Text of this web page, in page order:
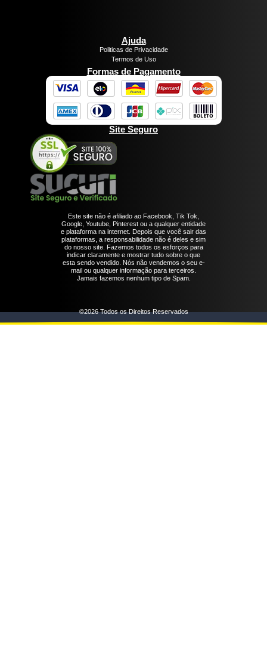
Ajuda
Politicas de Privacidade
Termos de Uso
Formas de Pagamento
Site Seguro
Este site não é afiliado ao Facebook, Tik Tok,
Google, Youtube, Pinterest ou a qualquer entidade
e plataforma na internet. Depois que você sair das
plataformas, a responsabilidade não é deles e sim
do nosso site. Fazemos todos os esforços para
indicar claramente e mostrar tudo sobre o que
esta sendo vendido. Nós não vendemos o seu e-
mail ou qualquer informação para terceiros.
Jamais fazemos nenhum tipo de Spam.
©2026 Todos os Direitos Reservados